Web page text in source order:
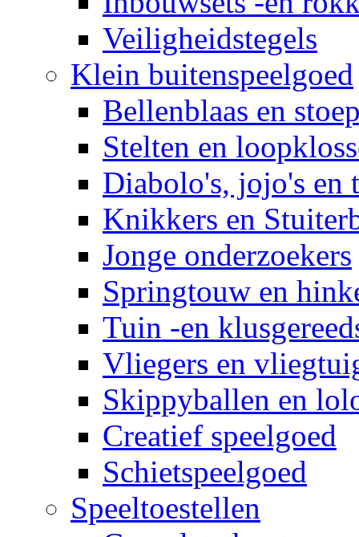
Veiligheidstegels
Klein buitenspeelgoed
Bellenblaas en
Stelten en
Diabolo's, jojo's en
Knikkers en
Jonge onderzoekers
Springtouw en
Tuin -en
Vliegers en
Skippyballen en
Creatief speelgoed
Schietspeelgoed
Speeltoestellen